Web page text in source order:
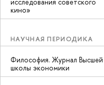
кино»
НАУЧНАЯ ПЕРИОДИКА
Философия. Журнал Высшей
школы экономики